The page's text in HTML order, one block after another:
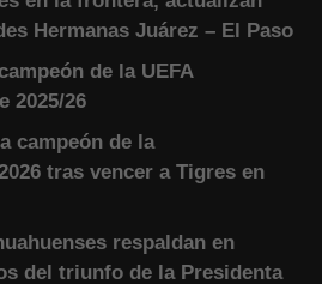
Hermanas Juárez – El Paso
de la UEFA
2025/26
campeón de la
tras vencer a Tigres en
respaldan en
del triunfo de la Presidenta